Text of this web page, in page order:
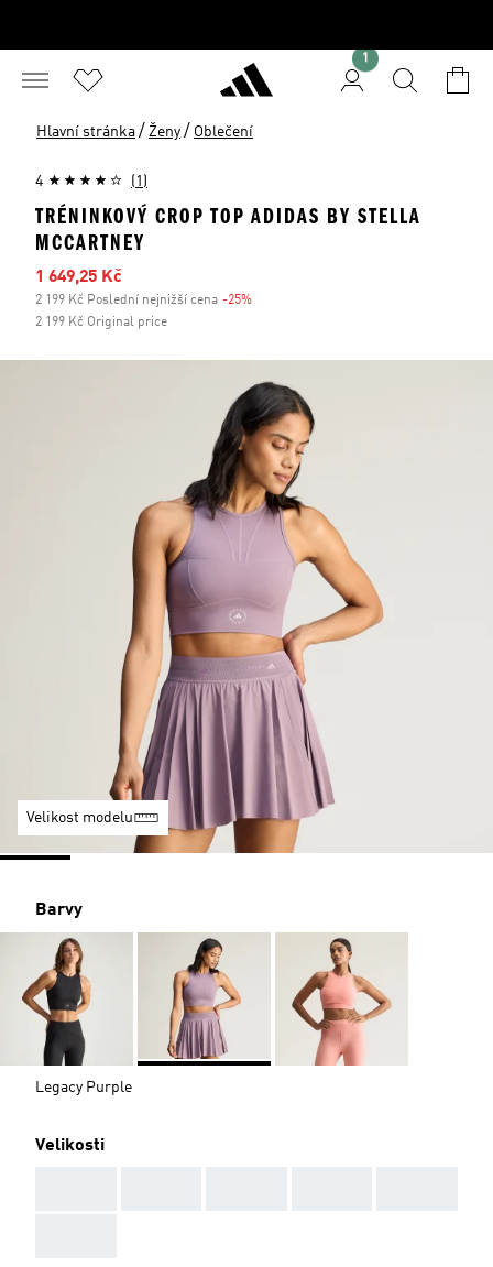
1
Hlavní stránka / Ženy / Oblečení
4 (1)
TRÉNINKOVÝ CROP TOP ADIDAS BY STELLA
MCCARTNEY
Zlevněná cena
1 649,25 Kč
2 199 Kč Poslední nejnižší cena -25%
2 199 Kč Original price
Velikost modelu
Barvy
Legacy Purple
Velikosti